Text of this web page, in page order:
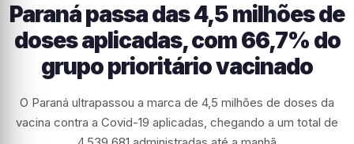
Paraná passa das 4,5 milhões de
doses aplicadas, com 66,7% do
grupo prioritário vacinado
O Paraná ultrapassou a marca de 4,5 milhões de doses da
vacina contra a Covid-19 aplicadas, chegando a um total de